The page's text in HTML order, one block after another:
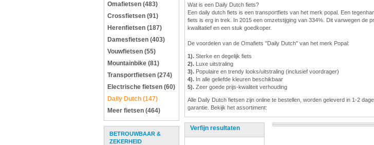
Omafietsen (483)
Crossfietsen (91)
Herenfietsen (187)
Damesfietsen (403)
Vouwfietsen (55)
Mountainbike (81)
Transportfietsen (274)
Electrische fietsen (60)
Daily Dutch (147)
Meer fietsen (464)
BETROUWBAAR &
ZEKERHEID
Wat is een Daily Dutch fiets?
Een daily dutch fiets is een transportfiets van het merk popal. Een
fiets is erg in trek. In 2015 een omzetstijging van 334%. Dit vanwegen de
kwalitatief en een stuk goedkoper.
De voordelen van de Omafiets "Daily Dutch" van het merk Popal:
1).Sterke en degelijk fiets
2).Luxe uitstraling
3).Populaire en trendy looks/uitstraling (inclusief voordrager)
4).In alle geliefde kleuren beschikbaar
5).Zeer goede prijs-kwaliteit verhouding
Alle Daily Dutch fietsen zijn online te bestellen, worden geleverd in 1-2
garantie. Bekijk het assortiment:
Verfijn resultaten